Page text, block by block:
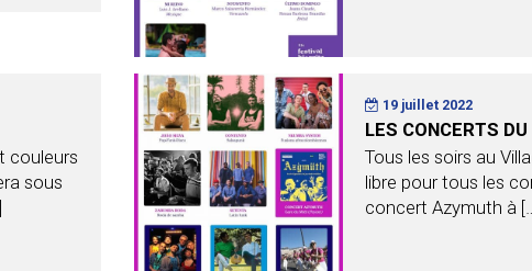
couleurs
sous
19 juillet 2022
LES CONCERTS
Tous les soirs au
libre pour tous les
concert Azymuth à